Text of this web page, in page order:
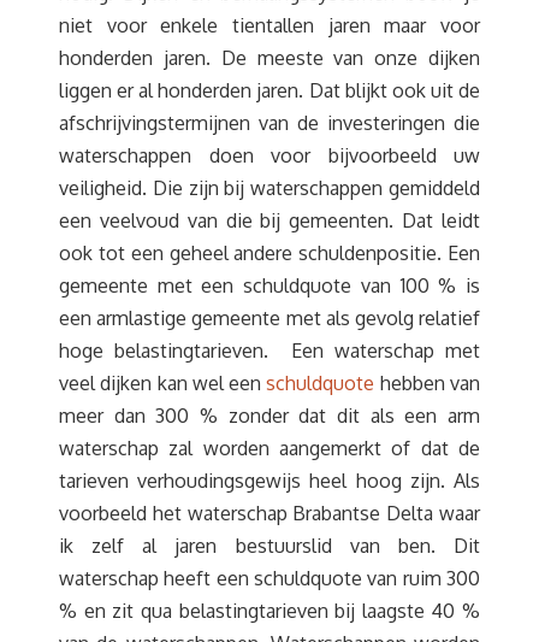
niet voor enkele tientallen jaren maar voor
honderden jaren. De meeste van onze dijken
liggen er al honderden jaren. Dat blijkt ook uit de
afschrijvingstermijnen van de investeringen die
waterschappen doen voor bijvoorbeeld uw
veiligheid. Die zijn bij waterschappen gemiddeld
een veelvoud van die bij gemeenten. Dat leidt
ook tot een geheel andere schuldenpositie. Een
gemeente met een schuldquote van 100 % is
een armlastige gemeente met als gevolg relatief
hoge belastingtarieven. Een waterschap met
veel dijken kan wel eenschuldquote hebben van
meer dan 300 % zonder dat dit als een arm
waterschap zal worden aangemerkt of dat de
tarieven verhoudingsgewijs heel hoog zijn. Als
voorbeeld het waterschap Brabantse Delta waar
ik zelf al jaren bestuurslid van ben. Dit
waterschap heeft een schuldquote van ruim 300
% en zit qua belastingtarieven bij laagste 40 %